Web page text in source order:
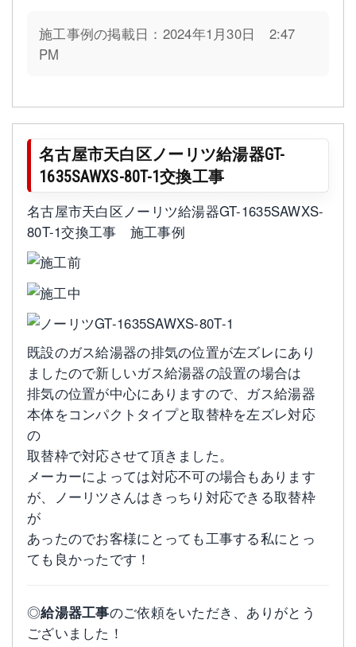
施工事例の掲載日：2024年1月30日 2:47
PM
名古屋市天白区ノーリツ給湯器GT-
1635SAWXS-80T-1交換工事
名古屋市天白区ノーリツ給湯器GT-1635SAWXS-
80T-1交換工事 施工事例
既設のガス給湯器の排気の位置が左ズレにあり
ましたので新しいガス給湯器の設置の場合は
排気の位置が中心にありますので、ガス給湯器
本体をコンパクトタイプと取替枠を左ズレ対応
の
取替枠で対応させて頂きました。
メーカーによっては対応不可の場合もあります
が、ノーリツさんはきっちり対応できる取替枠
が
あったのでお客様にとっても工事する私にとっ
ても良かったです！
◎給湯器工事のご依頼をいただき、ありがとう
ございました！